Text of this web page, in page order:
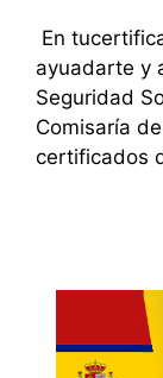
En
ayuadarte y
Seguridad
Comisaría
certificados